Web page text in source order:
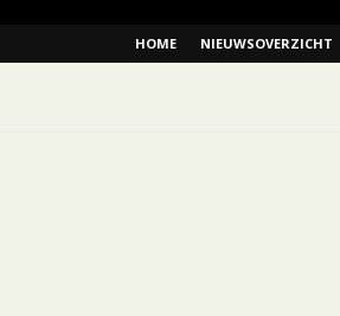
HOME NIEUWSOVERZICHT